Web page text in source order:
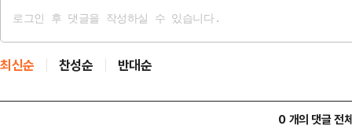
최신순 찬성순 반대순
0 개의 댓글 전